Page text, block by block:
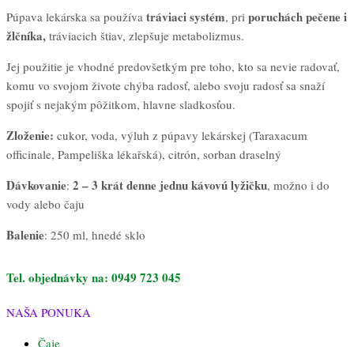
Púpava lekárska sa používa tráviaci systém, pri poruchách pečene i
žlčníka, tráviacich štiav, zlepšuje metabolizmus.
Jej použitie je vhodné predovšetkým pre toho, kto sa nevie radovať,
komu vo svojom živote chýba radosť, alebo svoju radosť sa snaží
spojiť s nejakým pôžitkom, hlavne sladkosťou.
Zloženie: cukor, voda, výluh z púpavy lekárskej (Taraxacum
officinale, Pampeliška lékařská), citrón, sorban draselný
Dávkovanie: 2 – 3 krát denne jednukávovúlyžičku, možno i do
vody alebo čaju
Balenie: 250 ml, hnedé sklo
Tel. objednávky na: 0949 723 045
NAŠA PONUKA
Čaje